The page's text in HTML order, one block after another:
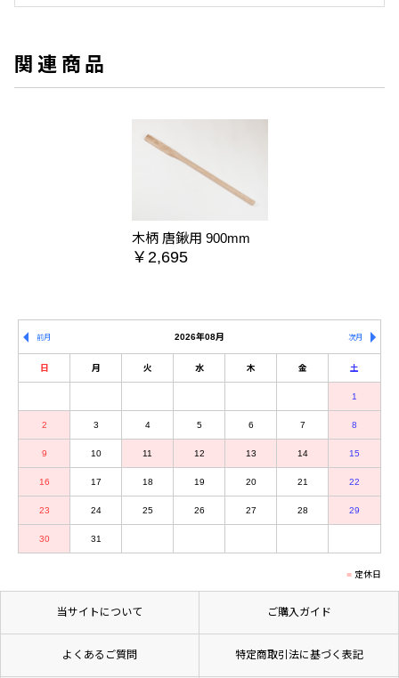
関連商品
木柄 唐鍬用 900mm
￥2,695
2026年08月
前月 次月
日 月 火 水 木 金 土
1
2 3 4 5 6 7 8
9 10 11 12 13 14 15
16 17 18 19 20 21 22
23 24 25 26 27 28 29
30 31
定休日
当サイトについて ご購入ガイド
よくあるご質問 特定商取引法に基づく表記